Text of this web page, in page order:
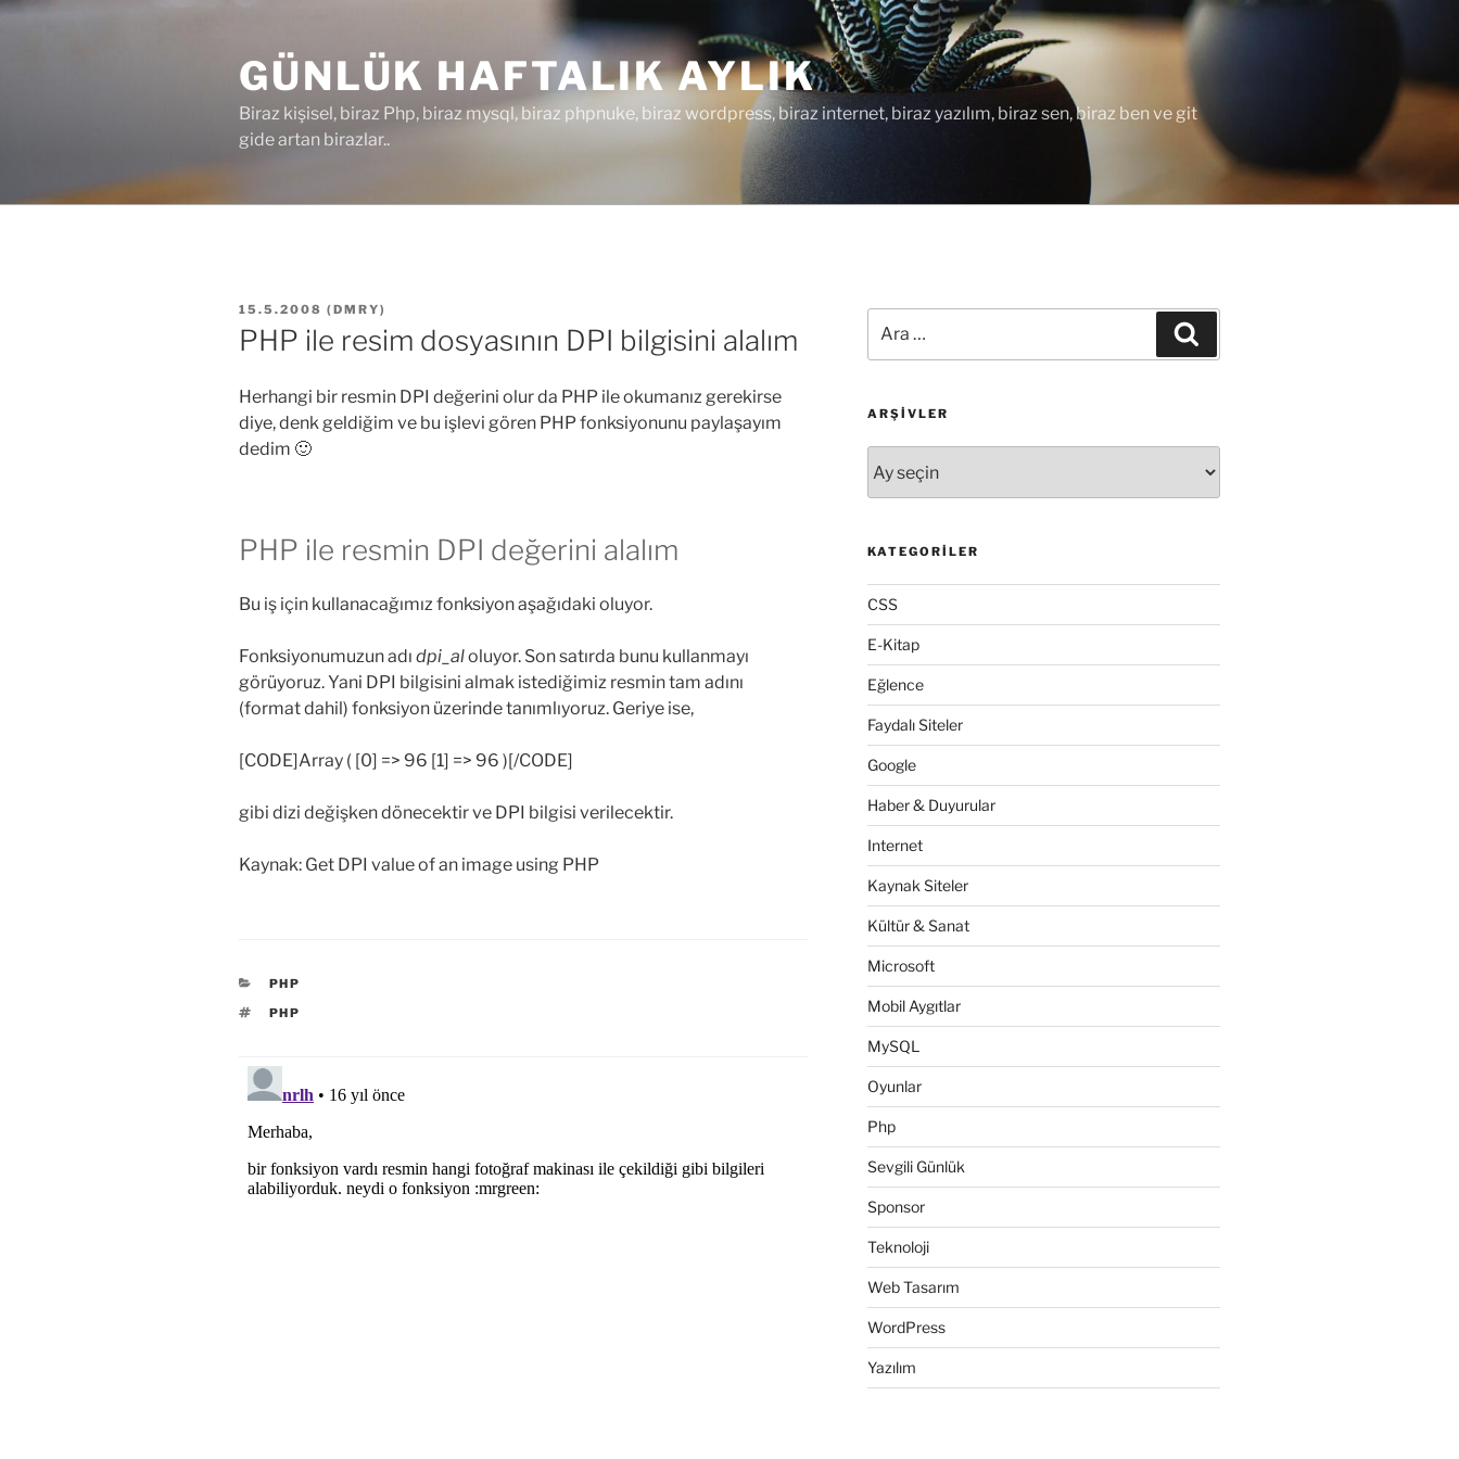
İçeriğe
GÜNLÜK HAFTALIK AYLIK
Biraz kişisel, biraz Php, biraz mysql, biraz phpnuke, biraz wordpress, biraz internet, biraz yazılım, biraz sen, biraz ben ve git
gide artan birazlar..
YAYIM
TARIHI
15.5.2008 ( DMRY)
PHP ile resim dosyasının DPI bilgisini alalım
Herhangi bir resmin DPI değerini olur da PHP ile okumanız gerekirse
diye, denk geldiğim ve bu işlevi gören PHP fonksiyonunu paylaşayım
dedim 🙂
PHP ile resmin DPI değerini alalım
Bu iş için kullanacağımız fonksiyon aşağıdaki oluyor.
Fonksiyonumuzun adı dpi_aloluyor. Son satırda bunu kullanmayı
görüyoruz. Yani DPI bilgisini almak istediğimiz resmin tam adını
(format dahil) fonksiyon üzerinde tanımlıyoruz. Geriye ise,
[CODE]Array ( [0] => 96 [1] => 96 )[/CODE]
gibi dizi değişken dönecektir ve DPI bilgisi verilecektir.
Kaynak: Get DPI value of an image using PHP
KATEGORILER
PHP
ETIKETLER
PHP
ARŞIVLER
KATEGORILER
CSS
E-Kitap
Eğlence
Faydalı Siteler
Google
Haber & Duyurular
Internet
Kaynak Siteler
Kültür & Sanat
Microsoft
Mobil Aygıtlar
MySQL
Oyunlar
Php
Sevgili Günlük
Sponsor
Teknoloji
Web Tasarım
WordPress
Yazılım